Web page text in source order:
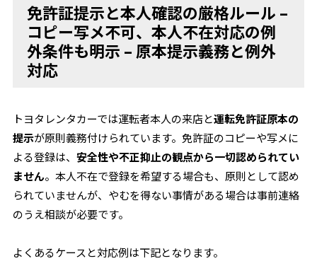
免許証提示と本人確認の厳格ルール –
コピー写メ不可、本人不在対応の例
外条件も明示 – 原本提示義務と例外
対応
トヨタレンタカーでは運転者本人の来店と運転免許証原本の
提示が原則義務付けられています。免許証のコピーや写メに
よる登録は、安全性や不正抑止の観点から一切認められてい
ません。本人不在で登録を希望する場合も、原則として認め
られていませんが、やむを得ない事情がある場合は事前連絡
のうえ相談が必要です。
よくあるケースと対応例は下記となります。